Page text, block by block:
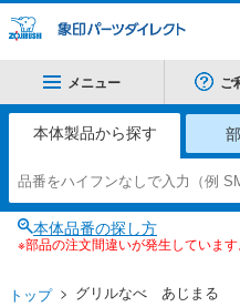
メニュー ご
本体製品から探す
本体品番の探し方
※部品の注文間違いが発生していま
トップ グリルなべ あじまる